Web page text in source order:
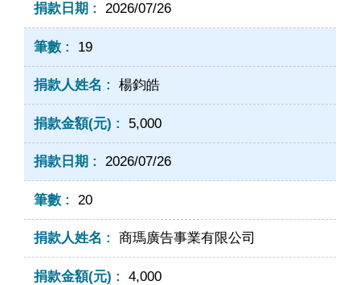
2026/07/26
19
楊鈞皓
5,000
2026/07/26
20
商瑪廣告事業有限公司
4,000